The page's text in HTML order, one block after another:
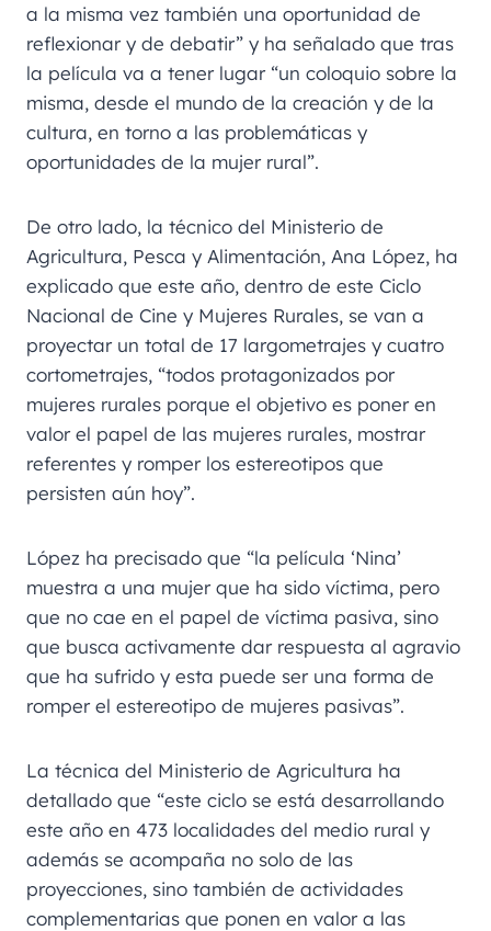
a la misma vez también una oportunidad de
reflexionar y de debatir” y ha señalado que tras
la película va a tener lugar “un coloquio sobre la
misma, desde el mundo de la creación y de la
cultura, en torno a las problemáticas y
oportunidades de la mujer rural”.
De otro lado, la técnico del Ministerio de
Agricultura, Pesca y Alimentación, Ana López, ha
explicado que este año, dentro de este Ciclo
Nacional de Cine y Mujeres Rurales, se van a
proyectar un total de 17 largometrajes y cuatro
cortometrajes, “todos protagonizados por
mujeres rurales porque el objetivo es poner en
valor el papel de las mujeres rurales, mostrar
referentes y romper los estereotipos que
persisten aún hoy”.
López ha precisado que “la película ‘Nina’
muestra a una mujer que ha sido víctima, pero
que no cae en el papel de víctima pasiva, sino
que busca activamente dar respuesta al agravio
que ha sufrido y esta puede ser una forma de
romper el estereotipo de mujeres pasivas”.
La técnica del Ministerio de Agricultura ha
detallado que “este ciclo se está desarrollando
este año en 473 localidades del medio rural y
además se acompaña no solo de las
proyecciones, sino también de actividades
complementarias que ponen en valor a las